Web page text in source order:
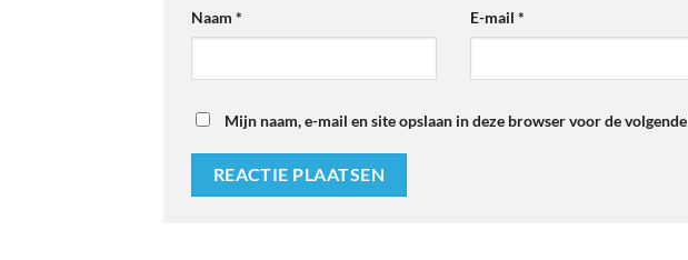
Naam * E-mail *
Mijn naam, e-mail en site opslaan in deze browser voor de